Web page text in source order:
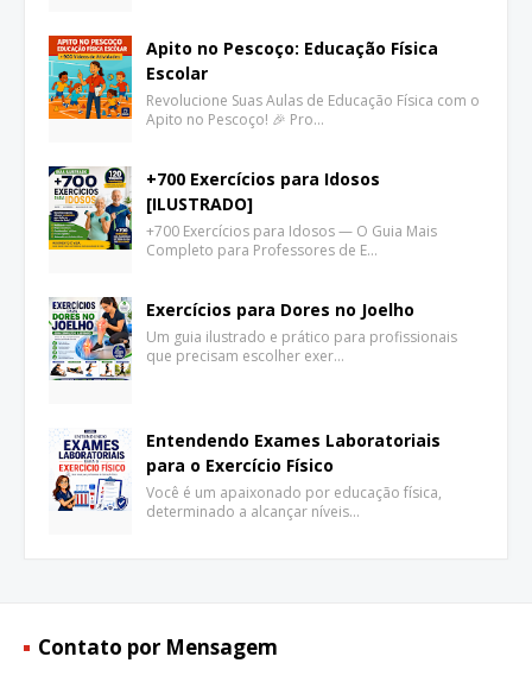
Apito no Pescoço: Educação Física
Escolar
Revolucione Suas Aulas de Educação Física com o
Apito no Pescoço! 🎉 Pro…
+700 Exercícios para Idosos
[ILUSTRADO]
+700 Exercícios para Idosos — O Guia Mais
Completo para Professores de E…
Exercícios para Dores no Joelho
Um guia ilustrado e prático para profissionais
que precisam escolher exer…
Entendendo Exames Laboratoriais
para o Exercício Físico
Você é um apaixonado por educação física,
determinado a alcançar níveis…
Contato por Mensagem